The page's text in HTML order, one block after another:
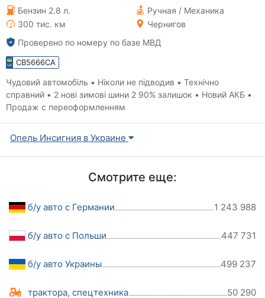
Бензин 2.8 л.
Ручная / Механика
300 тис. км
Чернигов
Проверено по номеру по базе МВД
CB5666CA
Чудовий автомобіль • Ніколи не підводив • Технічно
справний • 2 нові зимові шини 2 90% залишок • Новий АКБ •
Продаж с переоформленням
Опель Инсигния в Украине
Смотрите еще:
б/у авто с Германии 1 243 988
б/у авто с Польши 447 731
б/у авто Украины 499 237
трактора, спецтехника 50 290